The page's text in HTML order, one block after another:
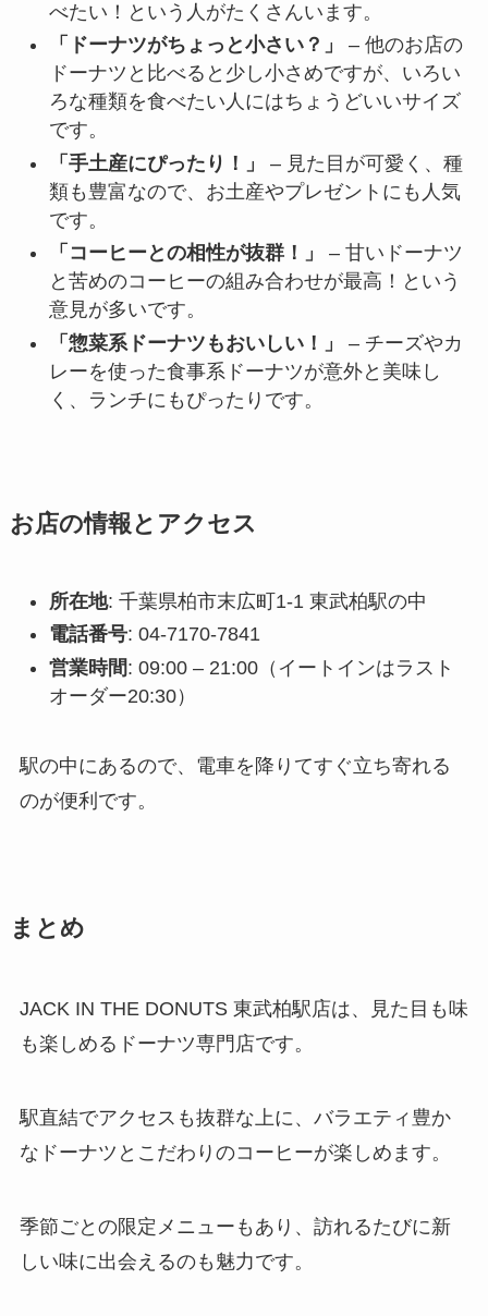
べたい！という人がたくさんいます。
「ドーナツがちょっと小さい？」
– 他のお店の
ドーナツと比べると少し小さめですが、いろい
ろな種類を食べたい人にはちょうどいいサイズ
です。
「手土産にぴったり！」
– 見た目が可愛く、種
類も豊富なので、お土産やプレゼントにも人気
です。
「コーヒーとの相性が抜群！」
– 甘いドーナツ
と苦めのコーヒーの組み合わせが最高！という
意見が多いです。
「惣菜系ドーナツもおいしい！」
– チーズやカ
レーを使った食事系ドーナツが意外と美味し
く、ランチにもぴったりです。
お店の情報とアクセス
所在地: 千葉県柏市末広町1-1 東武柏駅の中
電話番号: 04-7170-7841
営業時間: 09:00 – 21:00（イートインはラスト
オーダー20:30）
駅の中にあるので、電車を降りてすぐ立ち寄れる
のが便利です。
まとめ
JACK IN THE DONUTS 東武柏駅店は、見た目も味
も楽しめるドーナツ専門店です。
駅直結でアクセスも抜群な上に、バラエティ豊か
なドーナツとこだわりのコーヒーが楽しめます。
季節ごとの限定メニューもあり、訪れるたびに新
しい味に出会えるのも魅力です。